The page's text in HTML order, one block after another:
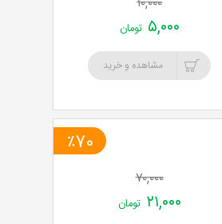
۵,۰۰۰ تومان
مشاهده و خرید
٪70
۷۰,۰۰۰
۲۱,۰۰۰ تومان